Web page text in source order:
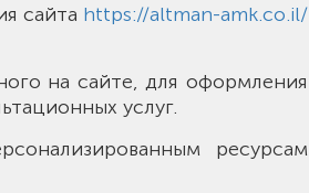
сайта https://altman-amk.co.il/
на сайте, для оформления
услуг.
ресурсам